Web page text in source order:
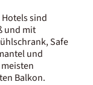
sind
und mit
Safe
und
Balkon.